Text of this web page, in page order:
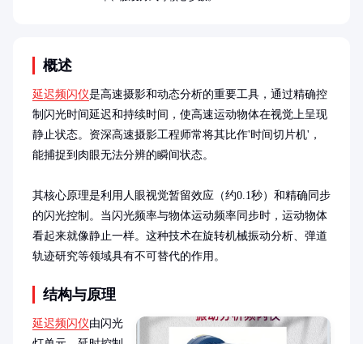
概述
延迟频闪仪是高速摄影和动态分析的重要工具，通过精确控
制闪光时间延迟和持续时间，使高速运动物体在视觉上呈现
静止状态。资深高速摄影工程师常将其比作'时间切片机'，
能捕捉到肉眼无法分辨的瞬间状态。
其核心原理是利用人眼视觉暂留效应（约0.1秒）和精确同步
的闪光控制。当闪光频率与物体运动频率同步时，运动物体
看起来就像静止一样。这种技术在旋转机械振动分析、弹道
轨迹研究等领域具有不可替代的作用。
结构与原理
延迟频闪仪由闪光